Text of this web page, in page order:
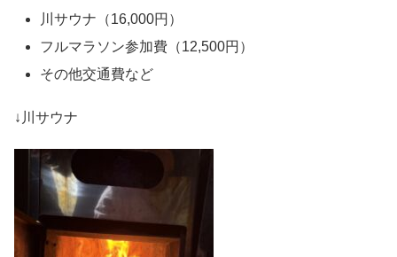
川サウナ（16,000円）
フルマラソン参加費（12,500円）
その他交通費など
↓川サウナ